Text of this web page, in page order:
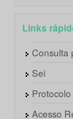
Links
Consulta
Sei
Acesso